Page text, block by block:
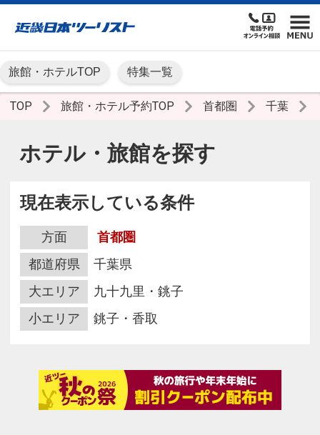
旅館・ホテルTOP 特集一覧
TOP 旅館・ホテル予約TOP 首都圏 千葉
ホテル・旅館を探す
現在表示している条件
方面
首都圏
都道府県
千葉県
大エリア
九十九里・銚子
小エリア
銚子・香取